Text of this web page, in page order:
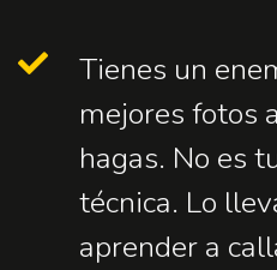
Tienes un
mejores fotos
hagas. No es
técnica. Lo
aprender a